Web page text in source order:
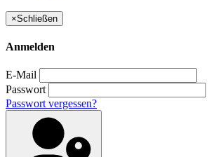
×Schließen
Anmelden
E-Mail
Passwort
Passwort vergessen?